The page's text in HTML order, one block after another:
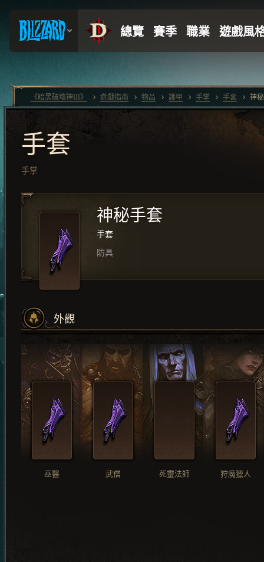
手套
手掌
神秘手套
手套
防具
外觀
巫醫 武僧 死靈法師 狩魔獵人
《暗黑破壞神III》 遊戲指南 物品 護甲 手掌 手套 神